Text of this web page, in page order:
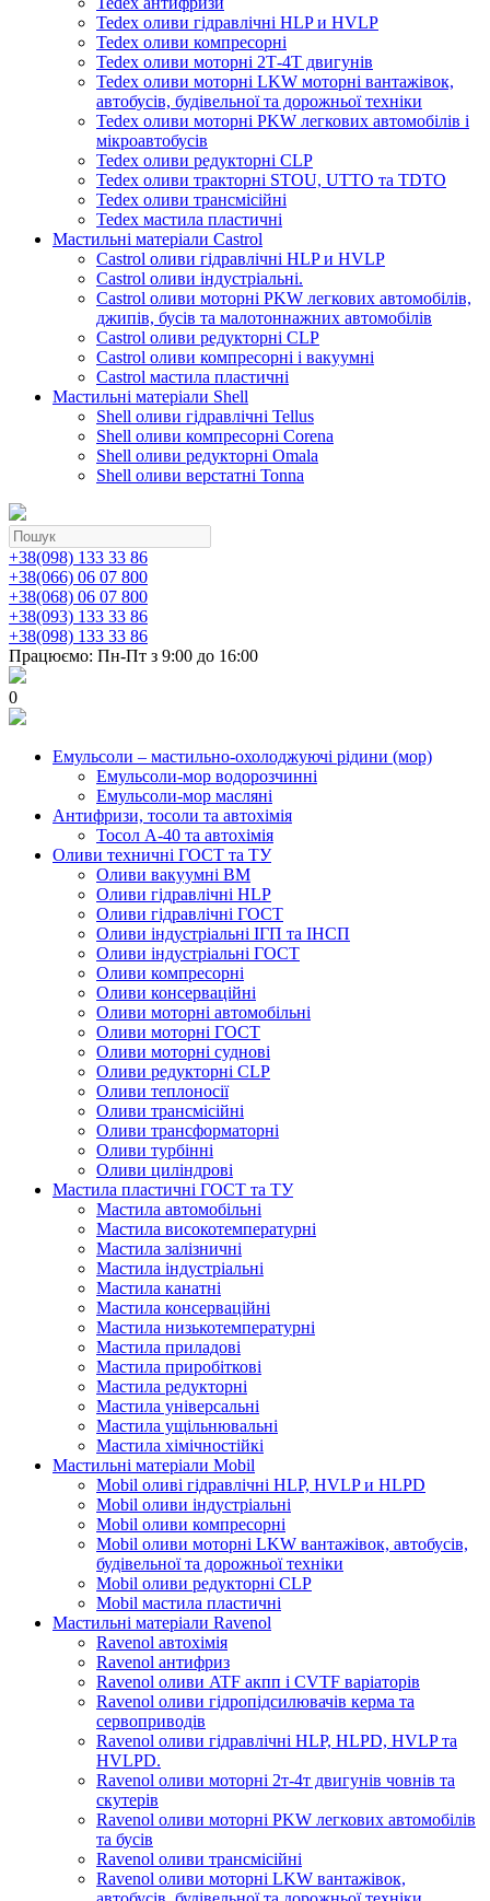
Tedex оливи гідравлічні HLP и HVLP
Tedex оливи компресорні
Tedex оливи моторні 2Т-4Т двигунів
Tedex оливи моторні LKW моторні вантажівок,
автобусів, будівельної та дорожньої техніки
Tedex оливи моторні PKW легкових автомобілів і
мікроавтобусів
Tedex оливи редукторні CLP
Tedex оливи тракторні STOU, UTTO та TDTO
Tedex оливи трансмісійні
Tedex мастила пластичні
Мастильні матеріали Castrol
Castrol оливи гідравлічні HLP и HVLP
Castrol оливи індустріальні.
Castrol оливи моторні PKW легкових автомобілів,
джипів, бусів та малотоннажних автомобілів
Castrol оливи редукторні CLP
Castrol оливи компресорні і вакуумні
Castrol мастила пластичні
Мастильні матеріали Shell
Shell оливи гідравлічні Tellus
Shell оливи компресорні Corena
Shell оливи редукторні Omala
Shell оливи верстатні Tonna
+38(098) 133 33 86
+38(066) 06 07 800
+38(068) 06 07 800
+38(093) 133 33 86
+38(098) 133 33 86
Працюємо: Пн-Пт з 9:00 до 16:00
0
Емульсоли – мастильно-охолоджуючі рідини (мор)
Емульсоли-мор водорозчинні
Емульсоли-мор масляні
Антифризи, тосоли та автохімія
Тосол А-40 та автохімія
Оливи техничні ГОСТ та ТУ
Оливи вакуумні ВМ
Оливи гідравлічні HLP
Оливи гідравлічні ГОСТ
Оливи індустріальні ІГП та ІНСП
Оливи індустріальні ГОСТ
Оливи компресорні
Оливи консерваційні
Оливи моторні автомобільні
Оливи моторні ГОСТ
Оливи моторні суднові
Оливи редукторні CLP
Оливи теплоносії
Оливи трансмісійні
Оливи трансформаторні
Оливи турбінні
Оливи циліндрові
Мастила пластичні ГОСТ та ТУ
Мастила автомобільні
Мастила високотемпературні
Мастила залізничні
Мастила індустріальні
Мастила канатні
Мастила консерваційні
Мастила низькотемпературні
Мастила приладові
Мастила приробіткові
Мастила редукторні
Мастила універсальні
Мастила ущільнювальні
Мастила хімічностійкі
Мастильні матеріали Mobil
Mobil оливі гідравлічні HLP, HVLP и HLPD
Mobil оливи індустріальні
Mobil оливи компресорні
Mobil оливи моторні LKW вантажівок, автобусів,
будівельної та дорожньої техніки
Mobil оливи редукторні CLP
Mobil мастила пластичні
Мастильні матеріали Ravenol
Ravenol автохімія
Ravenol антифриз
Ravenol оливи ATF акпп і CVTF варіаторів
Ravenol оливи гідропідсилювачів керма та
сервоприводів
Ravenol оливи гідравлічні HLP, HLPD, HVLP та
HVLPD.
Ravenol оливи моторні 2т-4т двигунів човнів та
скутерів
Ravenol оливи моторні PKW легкових автомобілів
та бусів
Ravenol оливи трансмісійні
Ravenol оливи моторні LKW вантажівок,